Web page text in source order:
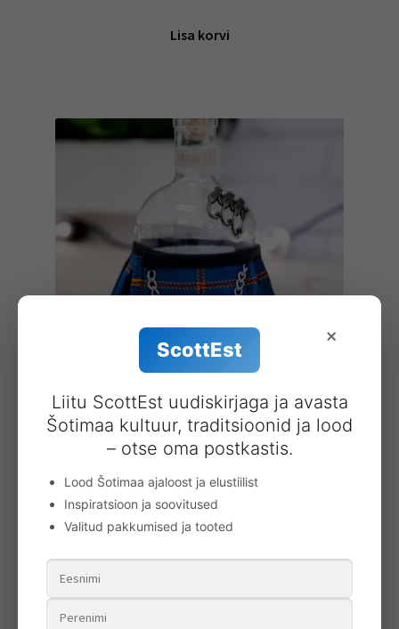
Lisa korvi
25.00 €
Lisa korvi
×
ScottEst
Liitu ScottEst uudiskirjaga ja avasta
Šotimaa kultuur, traditsioonid ja lood
– otse oma postkastis.
Lood Šotimaa ajaloost ja elustiilist
Inspiratsioon ja soovitused
Valitud pakkumised ja tooted